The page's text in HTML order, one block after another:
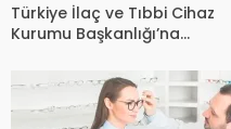
Türkiye İlaç ve Tıbbi Cihaz
Kurumu Başkanlığı’na